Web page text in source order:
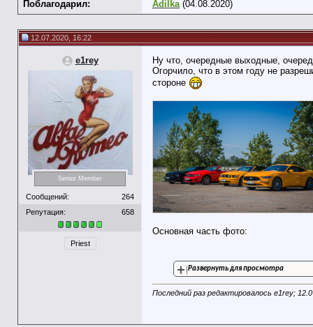
Поблагодарил: Adilka(04.08.2020)
12.07.2020, 16:22
e1rey
Senior Member
Сообщений:
264
Репутация:
658
Priest
Ну что, очередные выходные,
Огорчило, что в этом году не
стороне
Основная часть фото:
Развернуть для просмотра
Последний раз редактировалось e1rey;